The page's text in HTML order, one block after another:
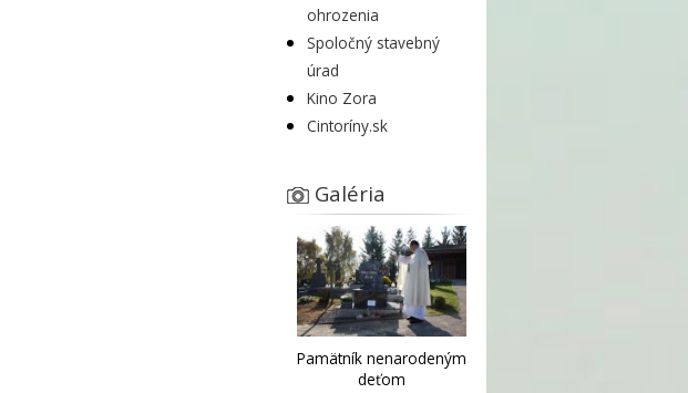
ohrozenia
Spoločný stavebný
úrad
Kino Zora
Cintoríny.sk
Galéria
Pamätník nenarodeným
deťom